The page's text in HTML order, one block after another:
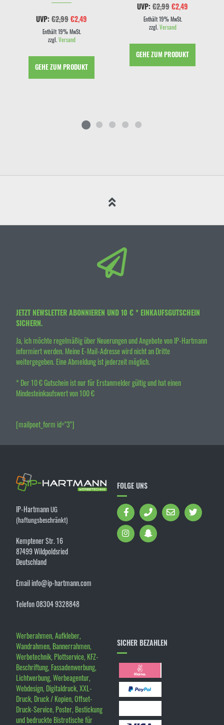
UVP: €2,99Ursprünglicher
Preis
war:
€2,99
€2,49
Enthält 19% MwSt.
zzgl.Versand
GEHE ZUM PRODUKT
UVP: €2,99Ursprünglicher
Preis
war:
€2,99
€2,49
Enthält 19% MwSt.
zzgl.Versand
GEHE ZUM PRODUKT
JETZT NEWSLETTER ABONNIEREN UND 10 € * EINKAUFSGUTSCHEIN
SICHERN.
Ja, ich möchte regelmäßig über Neuerungen und Angebote von IP-Hartmann
informiert werden. Meine E-Mail-Adresse wird nicht an Dritte
weitergegeben. Eine Abmeldung ist jederzeit möglich.
* Der 10 € Gutschein ist nur für Erstanmelder gültig und hat einen
Mindesteinkaufswert von 100 €
[mailpoet_form id="3"]
IP-HartmannUG
(haftungsbeschränkt)
Kemptener Str. 16
87499 Wildpoldsried
Deutschland
Email info@ip-hartmann.com
Telefon 08304 9328848
FOLGE UNS
Werberahmen, Aufkleber,
Wandrahmen, Bannerrahmen,
Werbetechnik, Plottservice, KFZ-
Beschriftung, Fassadenwerbung,
Lichtwerbung, Werbeagentur,
Webdesign, Digitaldruck, XXL-
Druck, Druck / Kopien, Offset-
Druck-Service, Poster, Bestickung
und bedruckte Bistrotische für
SICHER BEZAHLEN